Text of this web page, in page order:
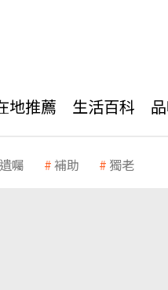
地推薦 生活百科
囑 補助 獨老